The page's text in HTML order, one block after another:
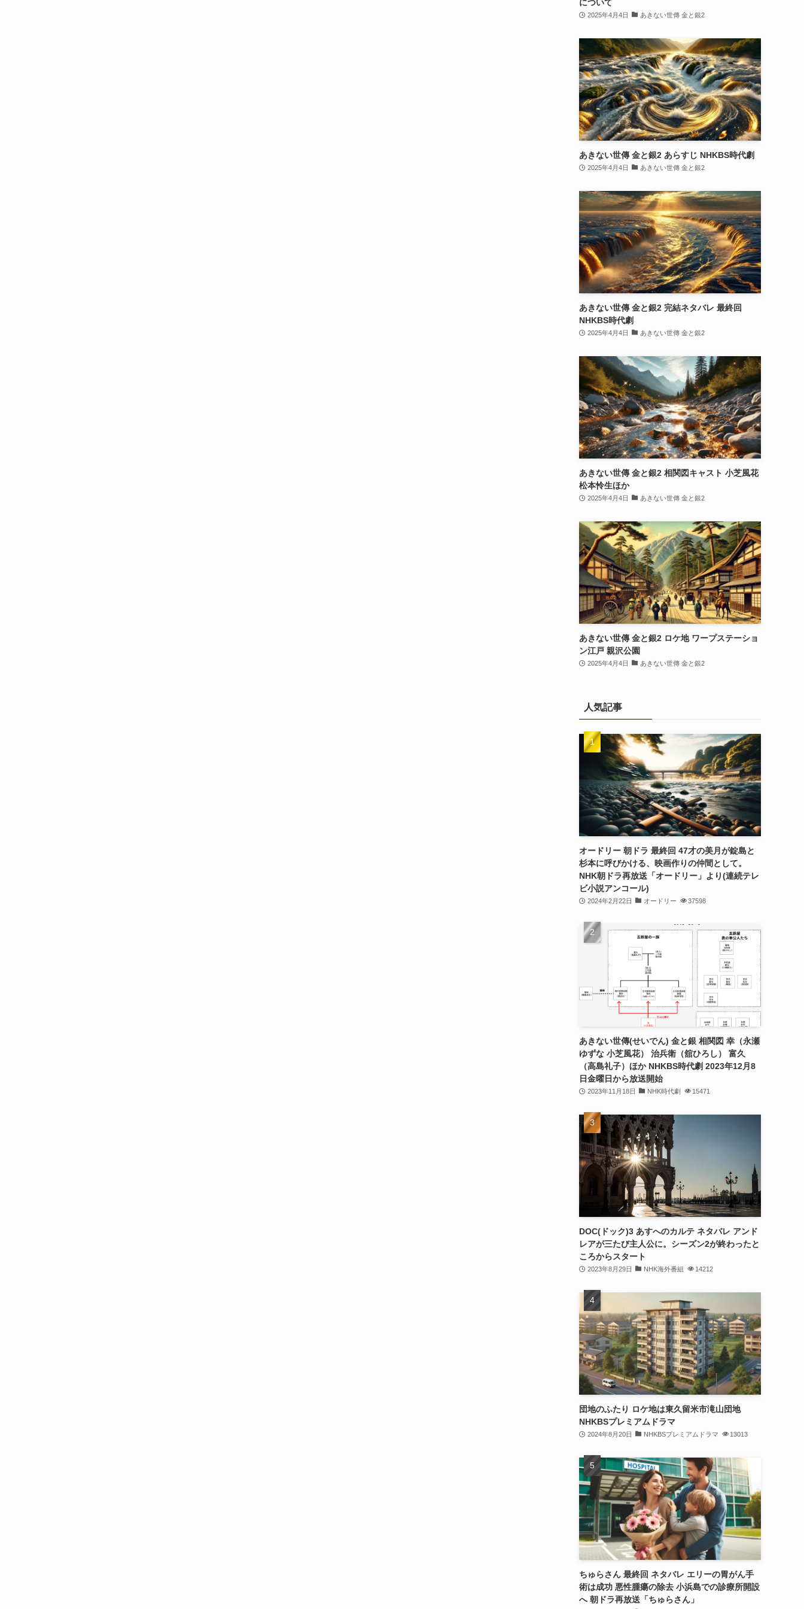
について
2025年4月4日 あきない世傳 金と銀2
あきない世傳 金と銀2 あらすじ NHKBS時代劇
2025年4月4日 あきない世傳 金と銀2
あきない世傳 金と銀2 完結ネタバレ 最終回
NHKBS時代劇
2025年4月4日 あきない世傳 金と銀2
あきない世傳 金と銀2 相関図キャスト 小芝風花
松本怜生ほか
2025年4月4日 あきない世傳 金と銀2
あきない世傳 金と銀2 ロケ地 ワープステーショ
ン江戸 親沢公園
2025年4月4日 あきない世傳 金と銀2
人気記事
オードリー 朝ドラ 最終回 47才の美月が錠島と
杉本に呼びかける、映画作りの仲間として。
NHK朝ドラ再放送「オードリー」より(連続テレ
ビ小説アンコール)
2024年2月22日 オードリー 37598
あきない世傳(せいでん) 金と銀 相関図 幸（永瀬
ゆずな 小芝風花） 治兵衛（舘ひろし） 富久
（高島礼子）ほか NHKBS時代劇 2023年12月8
日金曜日から放送開始
2023年11月18日 NHK時代劇 15471
DOC(ドック)3 あすへのカルテ ネタバレ アンド
レアが三たび主人公に。シーズン2が終わったと
ころからスタート
2023年8月29日 NHK海外番組 14212
団地のふたり ロケ地は東久留米市滝山団地
NHKBSプレミアムドラマ
2024年8月20日 NHKBSプレミアムドラマ 13013
ちゅらさん 最終回 ネタバレ エリーの胃がん手
術は成功 悪性腫瘍の除去 小浜島での診療所開設
へ 朝ドラ再放送「ちゅらさん」